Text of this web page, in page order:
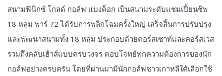
สนามฟีนิกซ์ โกลด์ กอล์ฟ แบงค็อก เป็นสนามระดับแชมเปี้ยนชิพ
18 หลุม พาร์ 72 ได้รับการพลิกโฉมครั้งใหญ่ เสร็จสิ้นการปรับปรุง
และพัฒนาสนามทั้ง 18 หลุม ประกอบด้วยคอร์สเซาท์และคอร์สเวส
รวมถึงคลับเฮ้าส์แบบครบวงจร ตอบโจทย์ทุกความต้องการของนัก
กอล์ฟอย่างครบครัน โดยที่ผ่านมามีนักกอล์ฟชาวเกาหลีใต้เลือกใช้